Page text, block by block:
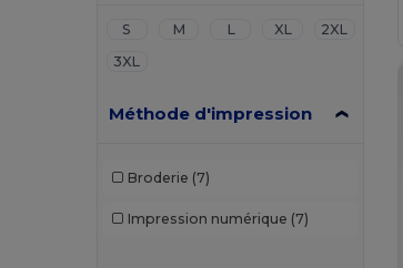
S M L XL
2XL
3XL
Méthode d'impression
Broderie (7)
Impression numérique (7)